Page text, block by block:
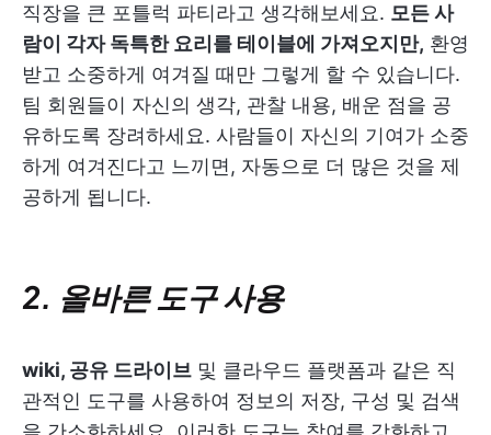
직장을 큰 포틀럭 파티라고 생각해보세요. 모든 사
람이 각자 독특한 요리를 테이블에 가져오지만, 환영
받고 소중하게 여겨질 때만 그렇게 할 수 있습니다.
팀 회원들이 자신의 생각, 관찰 내용, 배운 점을 공
유하도록 장려하세요. 사람들이 자신의 기여가 소중
하게 여겨진다고 느끼면, 자동으로 더 많은 것을 제
공하게 됩니다.
2. 올바른 도구 사용
wiki, 공유 드라이브 및 클라우드 플랫폼과 같은 직
관적인 도구를 사용하여 정보의 저장, 구성 및 검색